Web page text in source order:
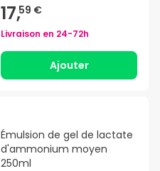
17,59 €
Livraison en 24-72h
Ajouter
Émulsion de gel de lactate
d'ammonium moyen
250ml